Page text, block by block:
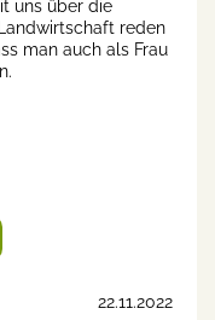
uns über die
reden
man auch als Frau
22.11.2022